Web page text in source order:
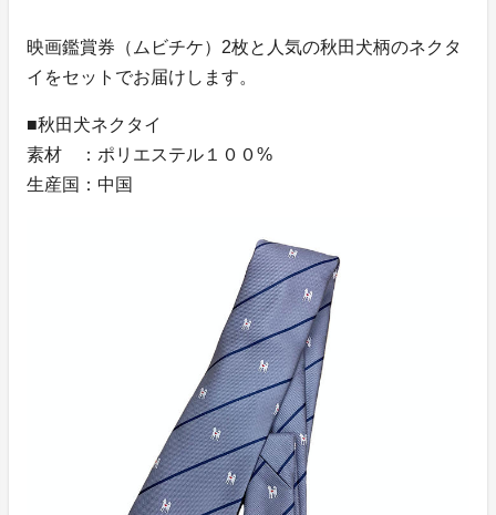
映画鑑賞券（ムビチケ）2枚と人気の秋田犬柄のネクタ
イをセットでお届けします。
■秋田犬ネクタイ
素材 ：ポリエステル１００%
生産国：中国